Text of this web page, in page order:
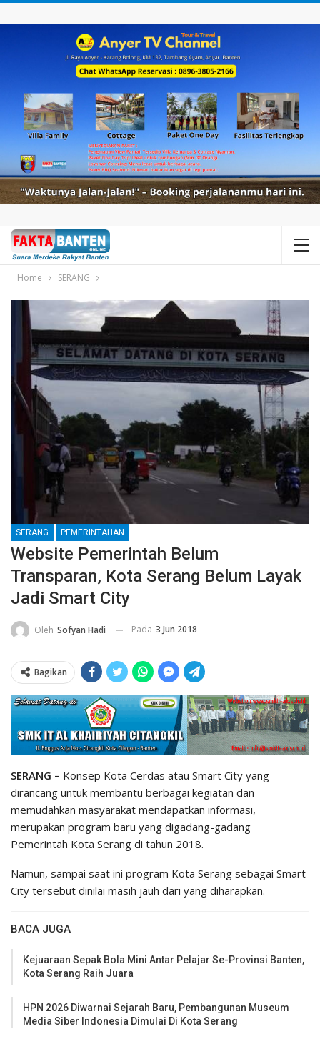
Home SERANG
SERANG PEMERINTAHAN
Website Pemerintah Belum
Transparan, Kota Serang Belum Layak
Jadi Smart City
Oleh Sofyan Hadi Pada 3 Jun 2018
Bagikan
SERANG – Konsep Kota Cerdas atau Smart City yang
dirancang untuk membantu berbagai kegiatan dan
memudahkan masyarakat mendapatkan informasi,
merupakan program baru yang digadang-gadang
Pemerintah Kota Serang di tahun 2018.
Namun, sampai saat ini program Kota Serang sebagai Smart
City tersebut dinilai masih jauh dari yang diharapkan.
BACA JUGA
Kejuaraan Sepak Bola Mini Antar Pelajar Se-Provinsi Banten,
Kota Serang Raih Juara
HPN 2026 Diwarnai Sejarah Baru, Pembangunan Museum
Media Siber Indonesia Dimulai Di Kota Serang